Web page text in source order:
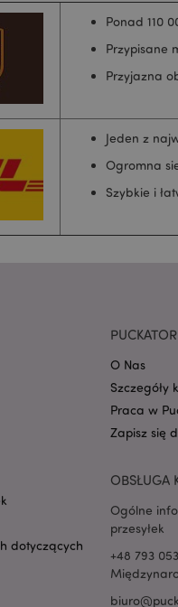
Ponad 110
Przypisane
Przyjazna
Jeden z
Ogromna
Szybkie i
dotyczących
O Nas
Szczegóły
Praca w
Zapisz się
OBSŁUGA
Ogólne
przesyłek
+48 793
X-Magento-Vary
_GRECAPTCHA